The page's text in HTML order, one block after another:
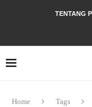
TENTANG
Home Tags